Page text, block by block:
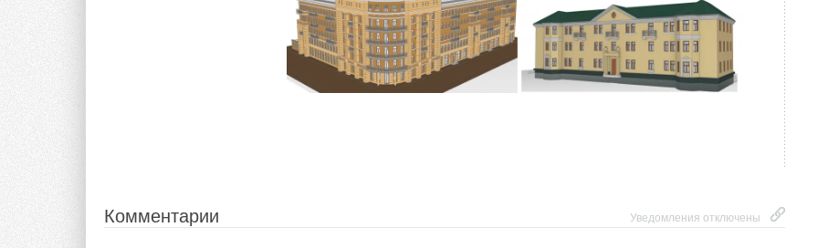
Уведомления отключены
Комментарии